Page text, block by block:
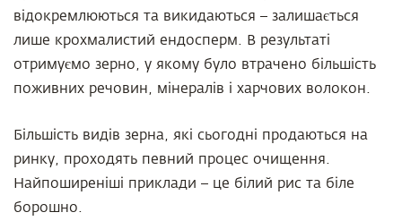
відокремлюються та викидаються – залишається
лише крохмалистий ендосперм. В результаті
отримуємо зерно, у якому було втрачено більшість
поживних речовин, мінералів і харчових волокон.
Більшість видів зерна, які сьогодні продаються на
ринку, проходять певний процес очищення.
Найпоширеніші приклади – це білий рис та біле
борошно.